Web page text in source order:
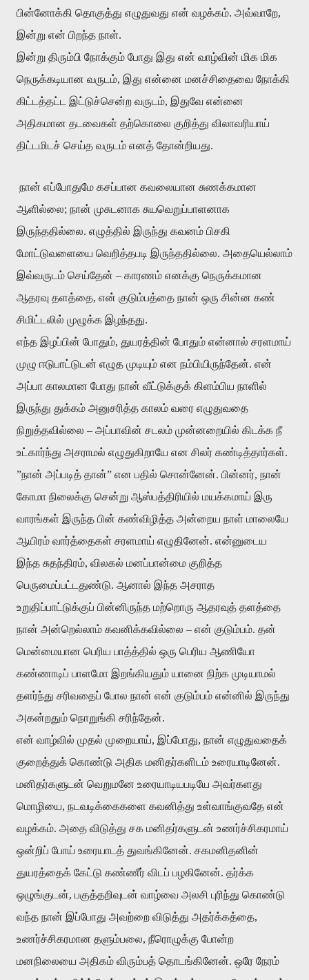
பின்னோக்கி தொகுத்து எழுதுவது என் வழக்கம். அவ்வாறே,
இன்று என் பிறந்த நாள்.
இன்று திரும்பி நோக்கும் போது இது என் வாழ்வின் மிக மிக
நெருக்கடியான வருடம், இது என்னை மனச்சிதைவை நோக்கி
கிட்டத்தட்ட
இட்டுச்சென்ற வருடம், இதுவே என்னை
அதிகமான தடவைகள் தற்கொலை குறித்து விலாவரியாய்
திட்டமிடச் செய்த வருடம் எனத் தோன்றியது.
நான் எப்போதுமே கசப்பான கவலையான சுணக்கமான
ஆளில்லை; நான் முசுடனாக சுயவெறுப்பாளனாக
இருந்ததில்லை. எழுத்தில் இருந்து கவனம் பிசகி
மோட்டுவளையை வெறித்தபடி இருந்ததில்லை. அதையெல்லாம்
இவ்வருடம் செய்தேன் – காரணம் எனக்கு நெருக்கமான
ஆதரவு தளத்தை, என் குடும்பத்தை நான் ஒரு சின்ன கண்
சிமிட்டலில் முழுக்க இழந்தது.
எந்த இழப்பின் போதும், துயரத்தின் போதும் என்னால் சரளமாய்
முழு ஈடுபாட்டுடன் எழுத முடியும் என நம்பியிருந்தேன். என்
அப்பா காலமான போது நான் வீட்டுக்குக் கிளம்பிய நாளில்
இருந்து துக்கம் அனுசரித்த காலம் வரை எழுதுவதை
நிறுத்தவில்லை – அப்பாவின் சடலம் முன்னறையில் கிடக்க நீ
உட்கார்ந்து அசராமல் எழுதுகிறாயே என சிலர் கண்டித்தார்கள்.
”நான் அப்படித் தான்” என பதில் சொன்னேன். பின்னர், நான்
கோமா நிலைக்கு சென்று ஆஸ்பத்திரியில் மயக்கமாய் இரு
வாரங்கள் இருந்த பின் கண்விழித்த அன்றைய நாள் மாலையே
ஆயிரம் வார்த்தைகள் சரளமாய் எழுதினேன். என்னுடைய
இந்த சுதந்திரம், விலகல் மனப்பான்மை குறித்த
பெருமைப்பட்டதுண்டு. ஆனால் இந்த அசராத
உறுதிப்பாட்டுக்குப் பின்னிருந்த மற்றொரு ஆதரவுத் தளத்தை
நான் அன்றெல்லாம் கவனிக்கவில்லை – என் குடும்பம். தன்
மென்மையான பெரிய பாத்த்தில் ஒரு பெரிய ஆணியோ
கண்ணாடிப் பாளமோ இறங்கியதும் யானை நிற்க முடியாமல்
தளர்ந்து சரிவதைப் போல நான் என் குடும்பம் என்னில் இருந்து
அகன்றதும் நொறுங்கி சரிந்தேன்.
என் வாழ்வில் முதல் முறையாய், இப்போது, நான் எழுதுவதைக்
குறைத்துக் கொண்டு அதிக மனிதர்களிடம் உரையாடினேன்.
மனிதர்களுடன் வெறுமனே உரையாடியபடியே அவர்களது
மொழியை, நடவடிக்கைகளை கவனித்து உள்வாங்குவதே என்
வழக்கம். அதை விடுத்து சக மனிதர்களுடன் உணர்ச்சிகரமாய்
ஒன்றிப் போய் உரையாடத் துவங்கினேன். சகமனிதனின்
துயரத்தைக் கேட்டு கண்ணீர் விடப் பழகினேன். தர்க்க
ஒழுங்குடன், பகுத்தறிவுடன் வாழ்வை அலசி புரிந்து கொண்டு
வந்த நான் இப்போது அவற்றை விடுத்து அதர்க்கத்தை,
உணர்ச்சிகரமான தளும்பலை, நீரொழுக்கு போன்ற
மனநிலையை அதிகம் விரும்பத் தொடங்கினேன். ஒரே நேரம்